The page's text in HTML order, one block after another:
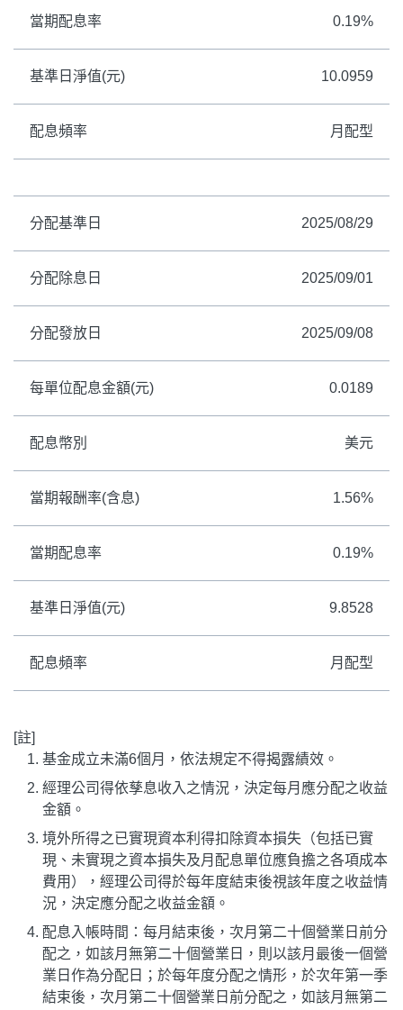
醫療生化 0%手續費
基金申購
當期配息率 0.19%
基準日淨值(元) 10.0959
配息頻率 月配型
分配基準日 2025/08/29
分配除息日 2025/09/01
分配發放日 2025/09/08
每單位配息金額(元) 0.0189
配息幣別 美元
當期報酬率(含息) 1.56%
當期配息率 0.19%
基準日淨值(元) 9.8528
配息頻率 月配型
[註]
基金成立未滿6個月，依法規定不得揭露績效。
經理公司得依孳息收入之情況，決定每月應分配之收益
金額。
境外所得之已實現資本利得扣除資本損失（包括已實
現、未實現之資本損失及月配息單位應負擔之各項成本
費用），經理公司得於每年度結束後視該年度之收益情
況，決定應分配之收益金額。
配息入帳時間：每月結束後，次月第二十個營業日前分
配之，如該月無第二十個營業日，則以該月最後一個營
業日作為分配日；於每年度分配之情形，於次年第一季
結束後，次月第二十個營業日前分配之，如該月無第二